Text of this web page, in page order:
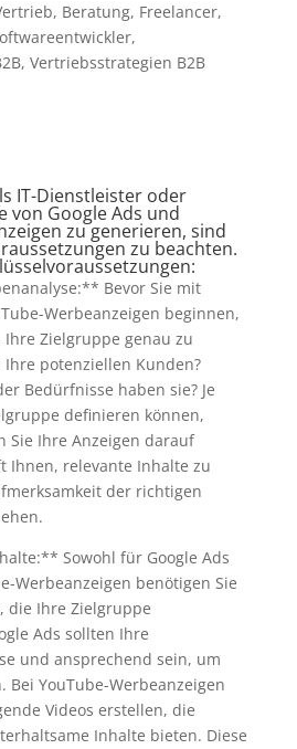
, Beratung, Freelancer,
,
, Vertriebsstrategien B2B
IT-Dienstleister oder
von Google Ads und
zu generieren, sind
zu beachten.
Bevor Sie mit
Werbeanzeigen beginnen,
Zielgruppe genau zu
potenziellen Kunden?
Bedürfnisse haben sie? Je
definieren können,
Sie Ihre Anzeigen darauf
Ihnen, relevante Inhalte zu
der richtigen
Sowohl für Google Ads
Werbeanzeigen benötigen Sie
die Ihre Zielgruppe
Ads sollten Ihre
und ansprechend sein, um
Bei YouTube-Werbeanzeigen
Videos erstellen, die
Inhalte bieten. Diese